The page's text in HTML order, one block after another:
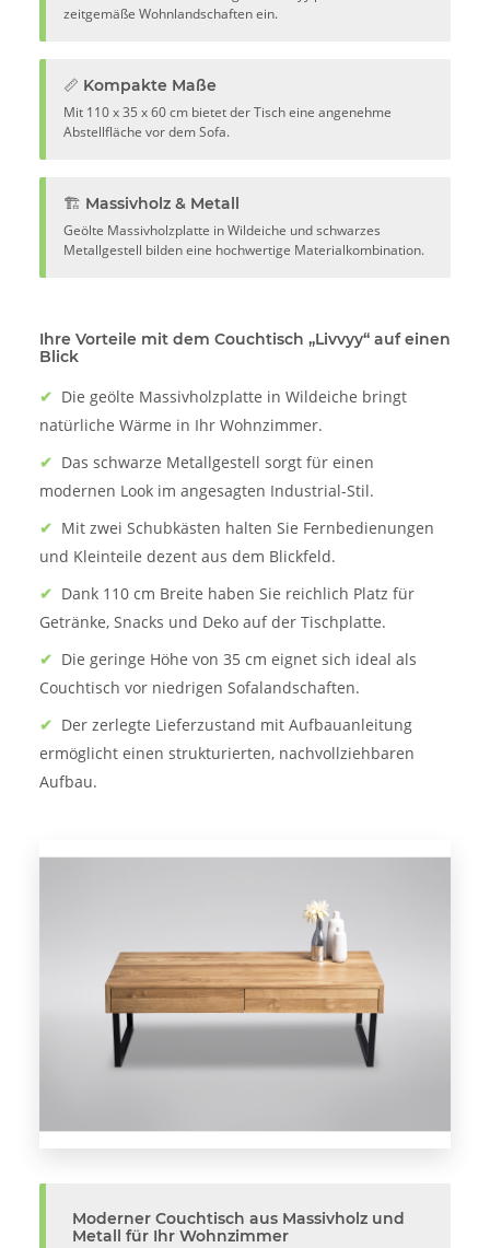
zeitgemäße Wohnlandschaften ein.
📏 Kompakte Maße
Mit 110 x 35 x 60 cm bietet der Tisch eine angenehme
Abstellfläche vor dem Sofa.
🏗️ Massivholz & Metall
Geölte Massivholzplatte in Wildeiche und schwarzes
Metallgestell bilden eine hochwertige Materialkombination.
Ihre Vorteile mit dem Couchtisch „Livvyy“ auf einen
Blick
✔ Die geölte Massivholzplatte in Wildeiche bringt
natürliche Wärme in Ihr Wohnzimmer.
✔ Das schwarze Metallgestell sorgt für einen
modernen Look im angesagten Industrial-Stil.
✔ Mit zwei Schubkästen halten Sie Fernbedienungen
und Kleinteile dezent aus dem Blickfeld.
✔ Dank 110 cm Breite haben Sie reichlich Platz für
Getränke, Snacks und Deko auf der Tischplatte.
✔ Die geringe Höhe von 35 cm eignet sich ideal als
Couchtisch vor niedrigen Sofalandschaften.
✔ Der zerlegte Lieferzustand mit Aufbauanleitung
ermöglicht einen strukturierten, nachvollziehbaren
Aufbau.
Moderner Couchtisch aus Massivholz und
Metall für Ihr Wohnzimmer